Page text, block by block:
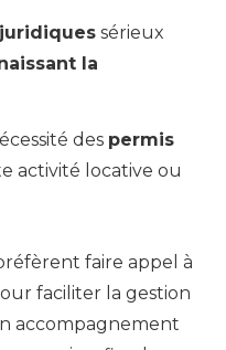
sérieux
la
des permis
activité locative ou
faire appel à
faciliter la gestion
accompagnement